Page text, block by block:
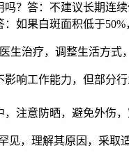
？答：不建议长期连
如果白斑面积低于
生治疗，调整生活方式
影响工作能力，但部分
，注意防晒，避免外伤
见，理解其原因，采